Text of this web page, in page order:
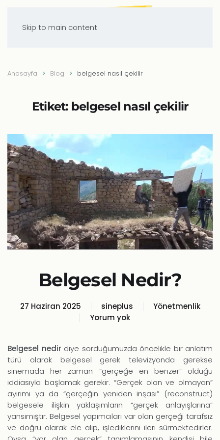
Skip to main content
Anasayfa Blog belgesel nasıl çekilir
Etiket: belgesel nasıl çekilir
Belgesel Nedir?
27 Haziran 2025 sineplus
Yönetmenlik
Yorum yok
Belgesel
Belgesel nedir diye sorduğumuzda öncelikle bir anlatım
türü olarak belgesel gerek televizyonda gerekse
sinemada her zaman “gerçeğe en benzer” olduğu
iddiasıyla başlamak gerekir. “Gerçek olan ve olmayan”
ayırımı ya da “gerçeğin yeniden inşası” (reconstruct)
belgesele ilişkin yaklaşımların “gerçek anlayışlarına”
yansımıştır. Belgesel yapımcıları var olan gerçeği tarafsız
ve doğru olarak ele alıp, işlediklerini ileri sürmektedirler.